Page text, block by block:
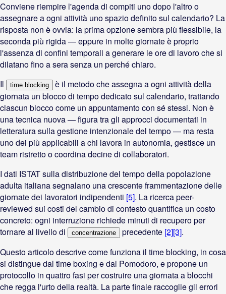
Conviene riempire l'agenda di compiti uno dopo l'altro o
assegnare a ogni attività uno spazio definito sul calendario? La
risposta non è ovvia: la prima opzione sembra più flessibile, la
seconda più rigida — eppure in molte giornate è proprio
l'assenza di confini temporali a generare le ore di lavoro che si
dilatano fino a sera senza un perché chiaro.
Il
time blocking
è il metodo che assegna a ogni attività della
giornata un blocco di tempo dedicato sul calendario, trattando
ciascun blocco come un appuntamento con sé stessi. Non è
una tecnica nuova — figura tra gli approcci documentati in
letteratura sulla gestione intenzionale del tempo — ma resta
uno dei più applicabili a chi lavora in autonomia, gestisce un
team ristretto o coordina decine di collaboratori.
I dati ISTAT sulla distribuzione del tempo della popolazione
adulta italiana segnalano una crescente frammentazione delle
giornate dei lavoratori indipendenti [5]. La ricerca peer-
reviewed sui costi del cambio di contesto quantifica un costo
concreto: ogni interruzione richiede minuti di recupero per
tornare al livello di
concentrazione precedente [2][3].
Questo articolo descrive come funziona il time blocking, in cosa
si distingue dal time boxing e dal Pomodoro, e propone un
protocollo in quattro fasi per costruire una giornata a blocchi
che regga l'urto della realtà. La parte finale raccoglie gli errori